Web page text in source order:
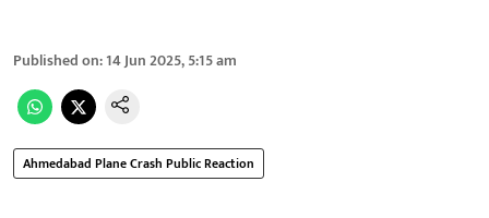
Published on:14 Jun 2025, 5:15 am
Ahmedabad Plane Crash Public Reaction